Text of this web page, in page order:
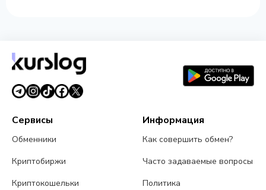
Сервисы
Обменники
Криптобиржи
Криптокошельки
Информация
Как совершить обмен?
Часто задаваемые вопросы
Политика